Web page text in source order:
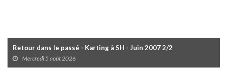
Retour dans le passé - Karting à SH - Juin 2007 2/2
Mercredi 5 août 2026